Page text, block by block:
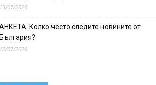
07/2026
Колко често следите новините от
07/2026